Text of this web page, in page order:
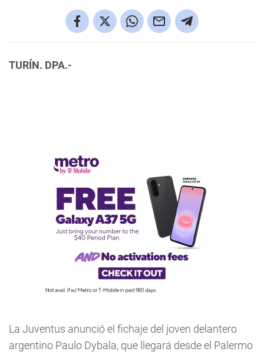
TURÍN. DPA.-
La Juventus anunció el fichaje del joven delantero
argentino Paulo Dybala, que llegará desde el Palermo